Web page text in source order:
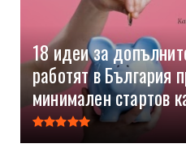
18 идеи за
работят в България
минимален стартов